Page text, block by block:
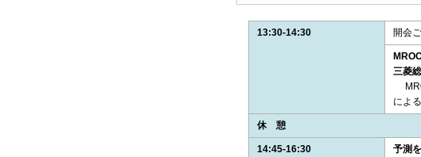
13:30-14:30 開会
三菱
によ
休 憩
14:45-16:30
予測